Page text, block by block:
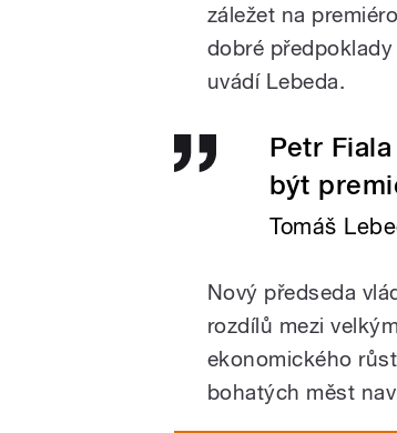
záležet na
dobré
uvádí Lebeda.
Petr
být
Tomáš
Nový předseda
rozdílů mezi
ekonomického
bohatých měst